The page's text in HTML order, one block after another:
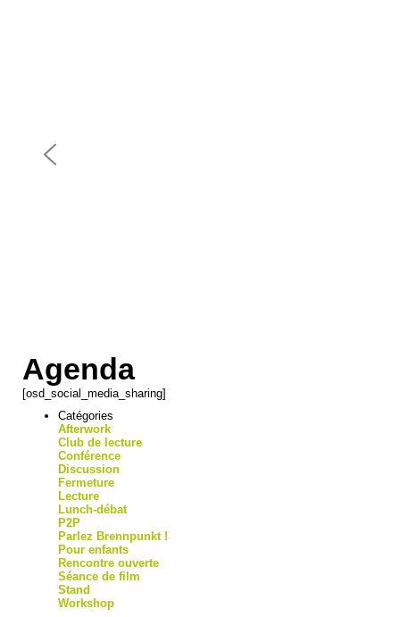
Agenda
[osd_social_media_sharing]
Catégories
Afterwork
Club de lecture
Conférence
Discussion
Fermeture
Lecture
Lunch-débat
P2P
Parlez Brennpunkt !
Pour enfants
Rencontre ouverte
Séance de film
Stand
Workshop